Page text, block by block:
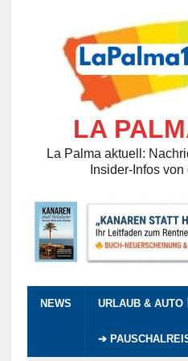
LA
La Palma aktuell:
Insider-Infos
NEWS URLAUB & AUTO
➔